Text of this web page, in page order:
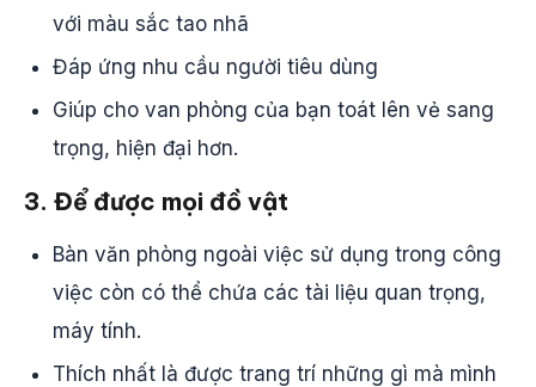
với màu sắc tao nhã
Đáp ứng nhu cầu người tiêu dùng
Giúp cho van phòng của bạn toát lên vẻ sang
trọng, hiện đại hơn.
3. Để được mọi đồ vật
Bàn văn phòng ngoài việc sử dụng trong công
việc còn có thể chứa các tài liệu quan trọng,
máy tính.
Thích nhất là được trang trí những gì mà mình